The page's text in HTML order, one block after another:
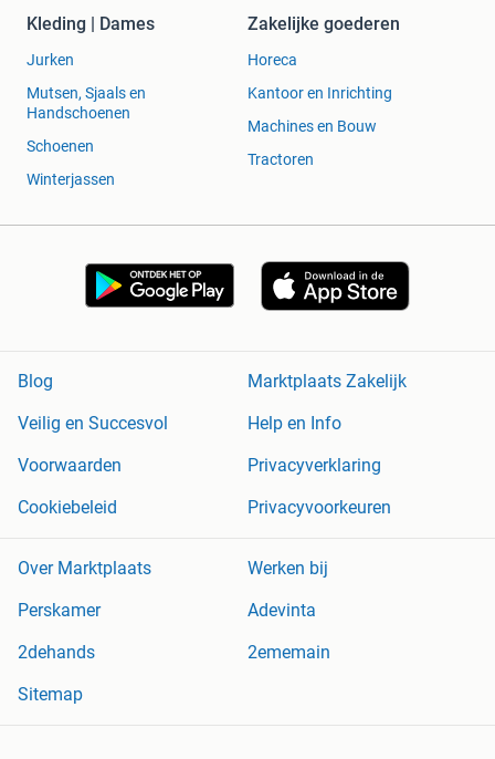
Kleding | Dames
Jurken
Mutsen, Sjaals en
Handschoenen
Schoenen
Winterjassen
Zakelijke goederen
Horeca
Kantoor en Inrichting
Machines en Bouw
Tractoren
Blog
Marktplaats Zakelijk
Veilig en Succesvol
Help en Info
Voorwaarden
Privacyverklaring
Cookiebeleid
Privacyvoorkeuren
Over Marktplaats
Werken bij
Perskamer
Adevinta
2dehands
2ememain
Sitemap